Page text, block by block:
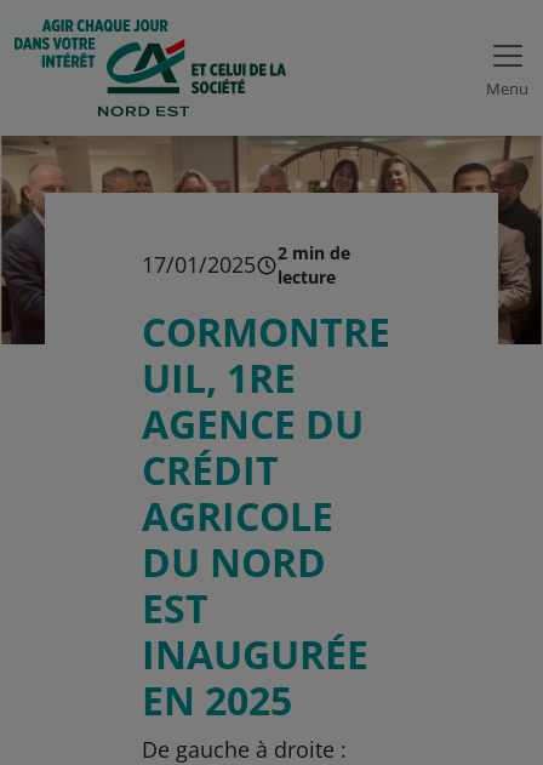
Menu
17/01/2025
2 min de
lecture
CORMONTRE
UIL, 1RE
AGENCE DU
CRÉDIT
AGRICOLE
DU NORD
EST
INAUGURÉE
EN 2025
De gauche à droite :